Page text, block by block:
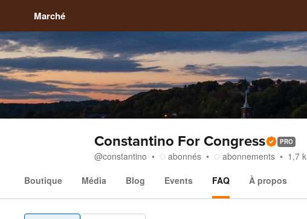
Marché
Constantino For Congress PRO
@constantino abonnés abonnements 1,7 k
Boutique
Média Blog Events FAQ À propos